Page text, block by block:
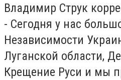
Владимир Струк
- Сегодня у нас
Независимости
Луганской области,
Крещение Руси и мы